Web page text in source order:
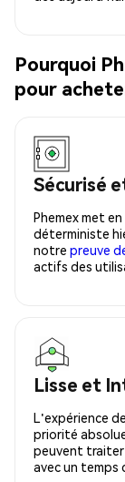
Pourquoi
pour
Sécurisé
Phemex met
déterministe
notre preuve
actifs des
Lisse et
L'expérience
priorité
peuvent traiter
avec un temps